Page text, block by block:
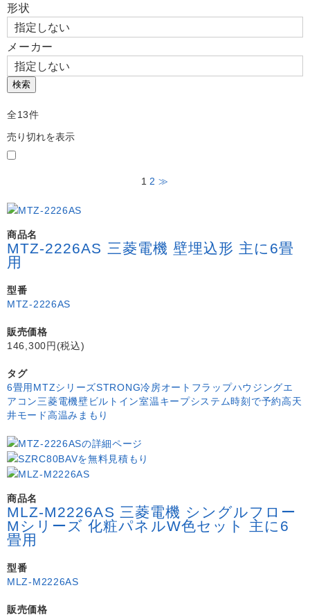
Call a store
形状
メーカー
検索
全13件
売り切れを表示
1 2 ≫
商品名
MTZ-2226AS 三菱電機 壁埋込形 主に6畳
用
型番
MTZ-2226AS
販売価格
146,300円(税込)
タグ
6畳用 MTZシリーズSTRONG冷房オートフラップハウジングエ
アコン三菱電機壁ビルトイン室温キープシステム時刻で予約高天
井モード高温みまもり
商品名
MLZ-M2226AS 三菱電機 シングルフロー
Mシリーズ 化粧パネルW色セット 主に6
畳用
型番
MLZ-M2226AS
販売価格